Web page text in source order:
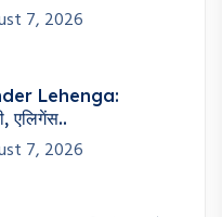
7, 2026
Lehenga:
एलिगेंस..
7, 2026